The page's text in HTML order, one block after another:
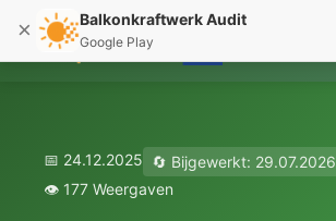
📅 24.12.2025
🔄 Bijgewerkt: 29.07.2026
👁️ 177 Weergaven
× Balkonkraftwerk Audit
Google Play